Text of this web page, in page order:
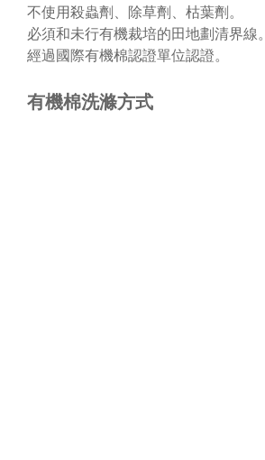
不使用殺蟲劑、除草劑、枯葉劑。
必須和未行有機裁培的田地劃清界線。
經過國際有機棉認證單位認證。
有機棉洗滌方式